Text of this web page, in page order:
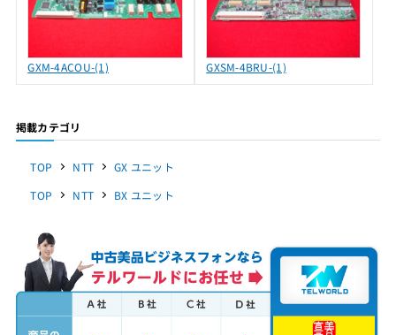
GXM-4ACOU-(1) GXSM-4BRU-(1)
掲載カテゴリ
TOP NTT
GX ユニット
TOP
NTT BX ユニット